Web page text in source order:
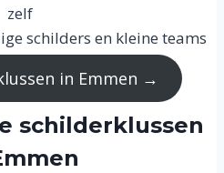
zelf
schilders en kleine teams
in Emmen →
schilderklussen